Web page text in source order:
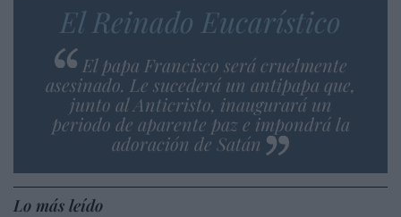
El Reinado Eucarístico
El papa Francisco será cruelmente
asesinado. Le sucederá un antipapa que,
junto al Anticristo, inaugurará un
periodo de aparente paz e impondrá la
adoración de Satán
Lo más leído